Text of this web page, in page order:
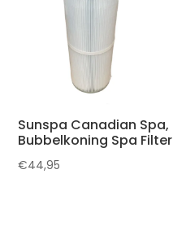
Sunspa Canadian Spa,
Bubbelkoning Spa Filter
€44,95